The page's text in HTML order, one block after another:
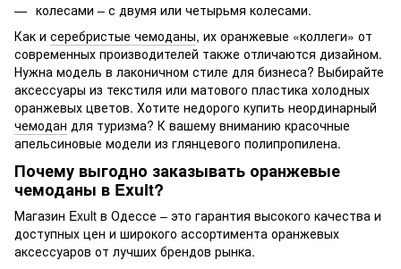
колесами – с двумя или четырьмя колесами.
Как и серебристые чемоданы, их оранжевые «коллеги» от
современных производителей также отличаются дизайном.
Нужна модель в лаконичном стиле для бизнеса? Выбирайте
аксессуары из текстиля или матового пластика холодных
оранжевых цветов. Хотите недорого купить неординарный
чемодан для туризма? К вашему вниманию красочные
апельсиновые модели из глянцевого полипропилена.
Почему выгодно заказывать оранжевые
чемоданы в Exult?
Магазин Exult в Одессе – это гарантия высокого качества и
доступных цен и широкого ассортимента оранжевых
аксессуаров от лучших брендов рынка.